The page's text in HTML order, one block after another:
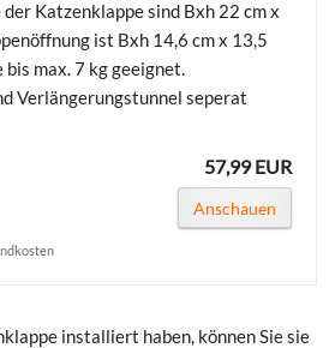
Katzenklappe sind Bxh 22 cm x
ist Bxh 14,6 cm x 13,5
bis max. 7 kg geeignet.
Verlängerungstunnel seperat
57,99 EUR
Anschauen
installiert haben, können Sie sie